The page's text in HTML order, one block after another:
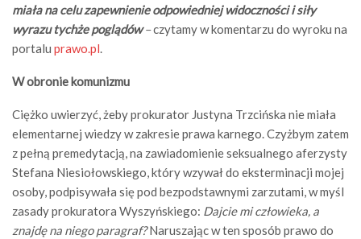
miała na celu zapewnienie odpowiedniej widoczności i siły
wyrazu tychże poglądów–czytamy w komentarzu do wyroku na
portalu prawo.pl.
W obronie komunizmu
Ciężko uwierzyć, żeby prokurator Justyna Trzcińska nie miała
elementarnej wiedzy w zakresie prawa karnego. Czyżbym zatem
z pełną premedytacją, na zawiadomienie seksualnego aferzysty
Stefana Niesiołowskiego, który wzywał do eksterminacji mojej
osoby, podpisywała się pod bezpodstawnymi zarzutami, w myśl
zasady prokuratora Wyszyńskiego: Dajcie mi człowieka, a
znajdę na niego paragraf?Naruszając w ten sposób prawo do